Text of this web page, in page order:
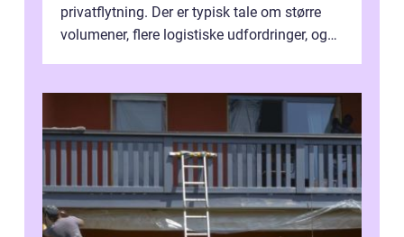
privatflytning. Der er typisk tale om større
volumener, flere logistiske udfordringer, og